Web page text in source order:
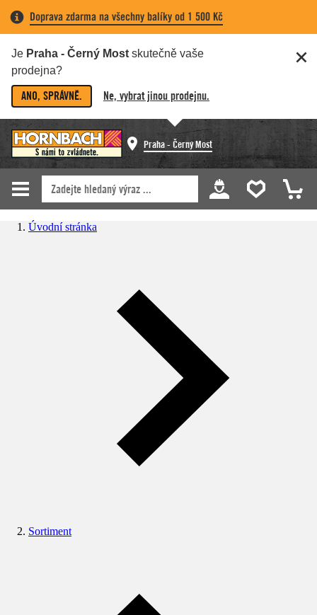
Doprava zdarma na všechny balíky od 1 500 Kč
Je Praha - Černý Most skutečně vaše
prodejna?
ANO, SPRÁVNĚ. Ne, vybrat jinou prodejnu.
Praha - Černý Most
Úvodní stránka
Sortiment